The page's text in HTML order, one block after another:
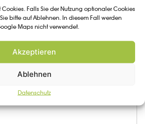
Falls Sie der Nutzung optionaler Cookies
bitte auf Ablehnen. In diesem Fall werden
Maps nicht verwendet.
Akzeptieren
Ablehnen
Datenschutz